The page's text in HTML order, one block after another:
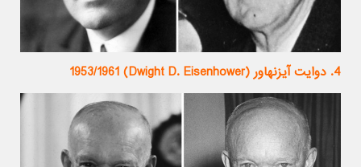
4. دوایت آیزنهاور (Dwight D. Eisenhower) 1953/1961